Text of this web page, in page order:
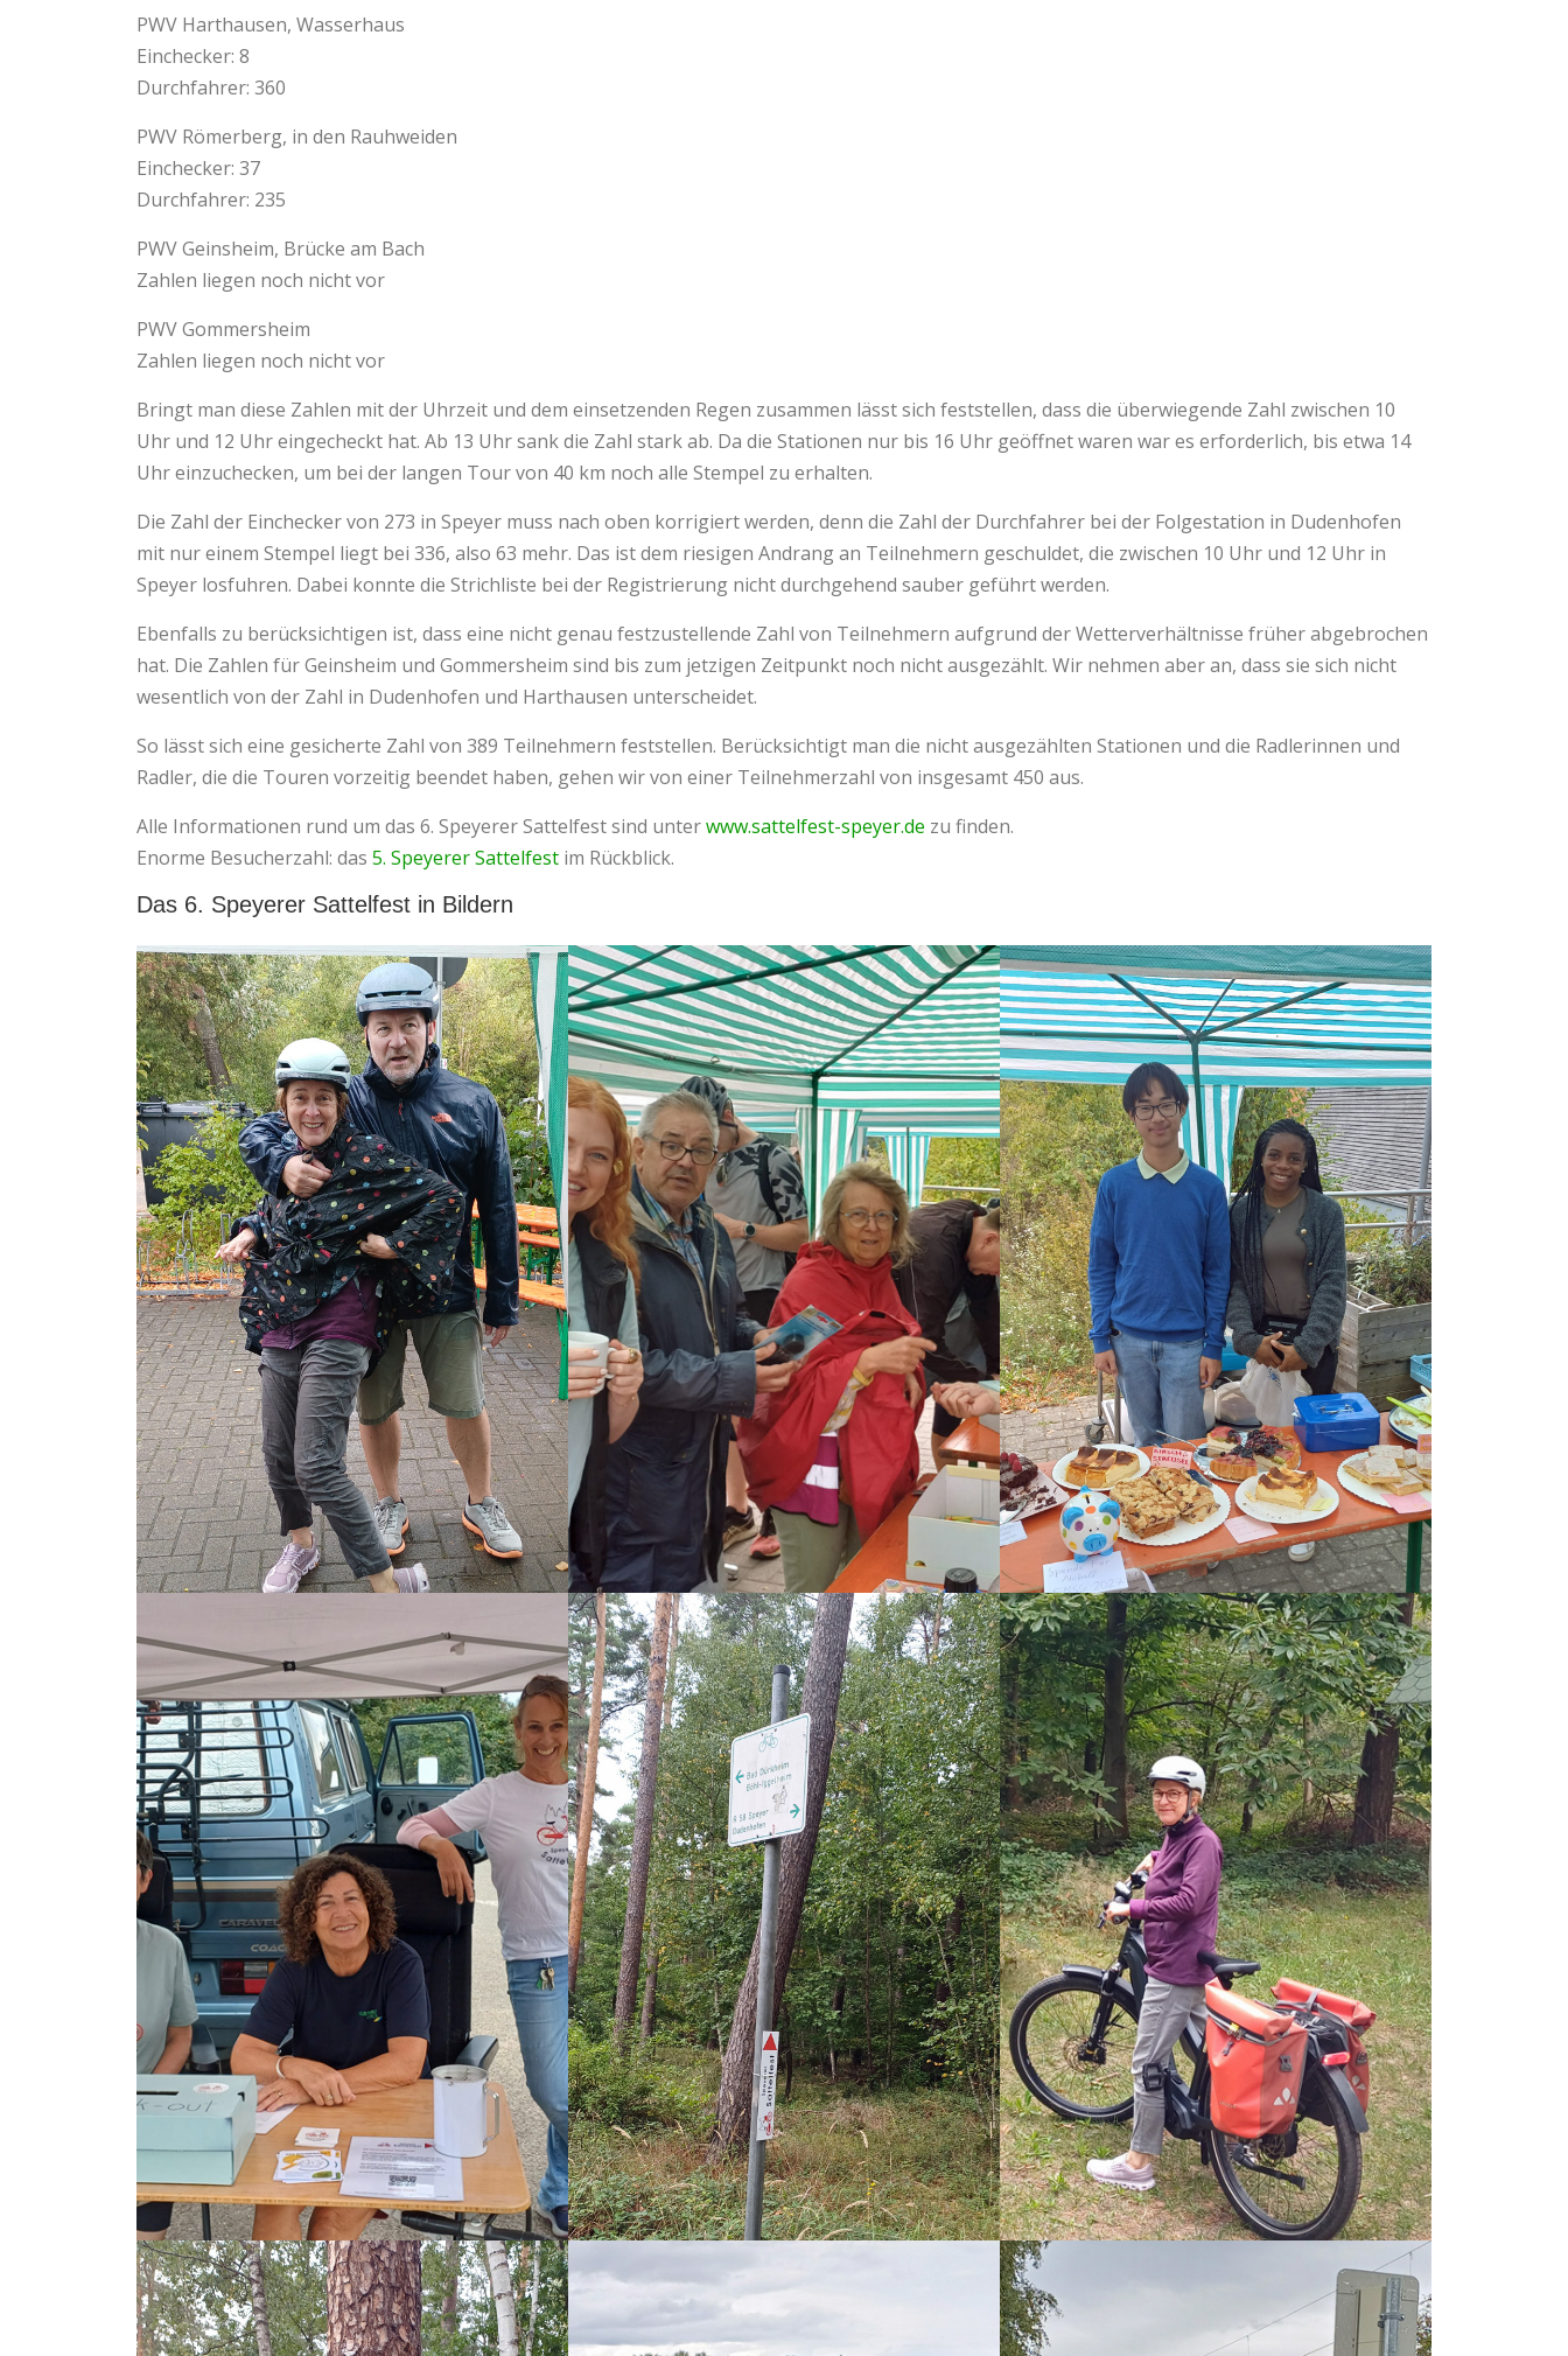
PWV Harthausen, Wasserhaus
Einchecker: 8
Durchfahrer: 360
PWV Römerberg, in den Rauhweiden
Einchecker: 37
Durchfahrer: 235
PWV Geinsheim, Brücke am Bach
Zahlen liegen noch nicht vor
PWV Gommersheim
Zahlen liegen noch nicht vor
Bringt man diese Zahlen mit der Uhrzeit und dem einsetzenden Regen zusammen lässt sich feststellen, dass die überwiegende Zahl zwischen 10
Uhr und 12 Uhr eingecheckt hat. Ab 13 Uhr sank die Zahl stark ab. Da die Stationen nur bis 16 Uhr geöffnet waren war es erforderlich, bis etwa 14
Uhr einzuchecken, um bei der langen Tour von 40 km noch alle Stempel zu erhalten.
Die Zahl der Einchecker von 273 in Speyer muss nach oben korrigiert werden, denn die Zahl der Durchfahrer bei der Folgestation in Dudenhofen
mit nur einem Stempel liegt bei 336, also 63 mehr. Das ist dem riesigen Andrang an Teilnehmern geschuldet, die zwischen 10 Uhr und 12 Uhr in
Speyer losfuhren. Dabei konnte die Strichliste bei der Registrierung nicht durchgehend sauber geführt werden.
Ebenfalls zu berücksichtigen ist, dass eine nicht genau festzustellende Zahl von Teilnehmern aufgrund der Wetterverhältnisse früher abgebrochen
hat. Die Zahlen für Geinsheim und Gommersheim sind bis zum jetzigen Zeitpunkt noch nicht ausgezählt. Wir nehmen aber an, dass sie sich nicht
wesentlich von der Zahl in Dudenhofen und Harthausen unterscheidet.
So lässt sich eine gesicherte Zahl von 389 Teilnehmern feststellen. Berücksichtigt man die nicht ausgezählten Stationen und die Radlerinnen und
Radler, die die Touren vorzeitig beendet haben, gehen wir von einer Teilnehmerzahl von insgesamt 450 aus.
Alle Informationen rund um das 6. Speyerer Sattelfest sind unterwww.sattelfest-speyer.de zu finden.
Enorme Besucherzahl: das 5. Speyerer Sattelfest im Rückblick.
Das 6. Speyerer Sattelfest in Bildern